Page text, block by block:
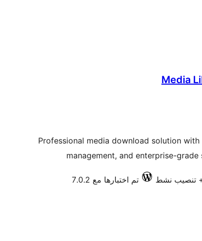
Media
Professional media download solution
management, and enterprise-
تم اختبارها مع 7.0.2